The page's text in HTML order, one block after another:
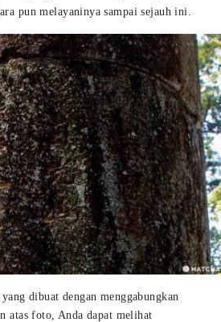
pun melayaninya sampai sejauh ini.
dibuat dengan menggabungkan
atas foto, Anda dapat melihat